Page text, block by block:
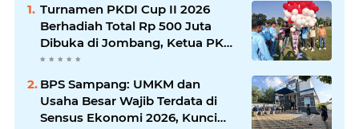
Turnamen PKDI Cup II 2026
Berhadiah Total Rp 500 Juta
Dibuka di Jombang, Ketua PKDI
Jatim Syaifullah Mahdi: Ajang
Komunikasi Antar-Kades untuk
Memajukan Desa
BPS Sampang: UMKM dan
Usaha Besar Wajib Terdata di
Sensus Ekonomi 2026, Kunci